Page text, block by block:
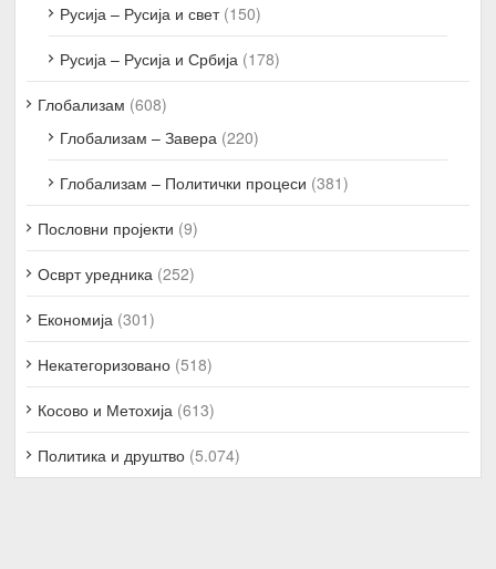
Русија – Русија и свет(150)
Русија – Русија и Србија (178)
Глобализам (608)
Глобализам – Завера (220)
Глобализам – Политички процеси (381)
Пословни пројекти (9)
Осврт уредника (252)
Економија (301)
Некатегоризовано (518)
Косово и Метохија (613)
Политика и друштво (5.074)